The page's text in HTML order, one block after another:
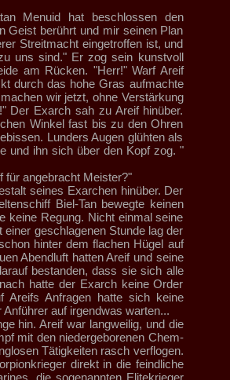
Menuid hat beschlossen den
Geist berührt und mir seinen Plan
Streitmacht eingetroffen ist, und
uns sind." Er zog sein kunstvoll
am Rücken. "Herr!" Warf Areif
durch das hohe Gras aufmachte
wir jetzt, ohne Verstärkung
Der Exarch sah zu Areif hinüber.
Winkel fast bis zu den Ohren
Lunders Augen glühten als
und ihn sich über den Kopf zog. "
für angebracht Meister?"
seines Exarchen hinüber. Der
Biel-Tan bewegte keinen
keine Regung. Nicht einmal seine
geschlagenen Stunde lag der
hinter dem flachen Hügel auf
Abendluft hatten Areif und seine
bestanden, dass sie sich alle
hatte der Exarch keine Order
Areifs Anfragen hatte sich keine
auf irgendwas warten...
hin. Areif war langweilig, und die
mit den niedergeborenen Chem-
Tätigkeiten rasch verflogen.
direkt in die feindliche
die sogenannten Elitekrieger